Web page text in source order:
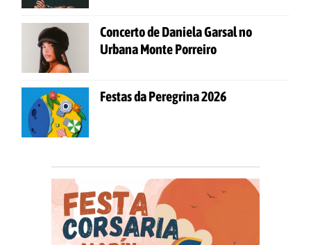
Concerto de Daniela Garsal no
Urbana Monte Porreiro
Festas da Peregrina 2026